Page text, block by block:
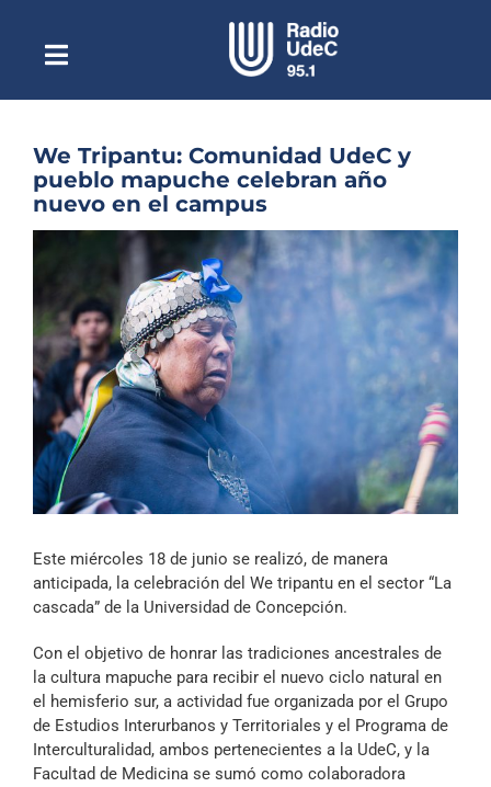
contenidoToggle
NavigationEscuchar Radio UdeC en vivo
Quiénes Somos
Programación
Podcast
Noticias
Reportajes
Columnas
Música Clásica
Especiales
Archivo Sonoro
We Tripantu: Comunidad UdeC y
pueblo mapuche celebran año
nuevo en el campus
grande
Este miércoles 18 de junio se realizó, de manera
anticipada, la celebración del We tripantu en el sector “La
cascada” de la Universidad de Concepción.
Con el objetivo de honrar las tradiciones ancestrales de
la cultura mapuche para recibir el nuevo ciclo natural en
el hemisferio sur, a actividad fue organizada por el Grupo
de Estudios Interurbanos y Territoriales y el Programa de
Interculturalidad, ambos pertenecientes a la UdeC, y la
Facultad de Medicina se sumó como colaboradora